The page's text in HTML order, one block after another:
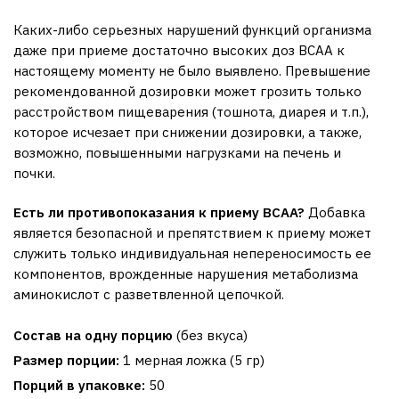
Каких-либо серьезных нарушений функций организма
даже при приеме достаточно высоких доз BCAA к
настоящему моменту не было выявлено. Превышение
рекомендованной дозировки может грозить только
расстройством пищеварения (тошнота, диарея и т.п.),
которое исчезает при снижении дозировки, а также,
возможно, повышенными нагрузками на печень и
почки.
Есть ли противопоказания к приему BCAA? Добавка
является безопасной и препятствием к приему может
служить только индивидуальная непереносимость ее
компонентов, врожденные нарушения метаболизма
аминокислот с разветвленной цепочкой.
Состав на одну порцию (без вкуса)
Размер порции: 1 мерная ложка (5 гр)
Порций в упаковке: 50